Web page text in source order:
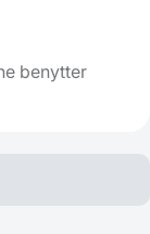
benytter